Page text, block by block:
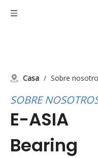
Casa / Sobre
SOBRE
E-ASIA
Bearing